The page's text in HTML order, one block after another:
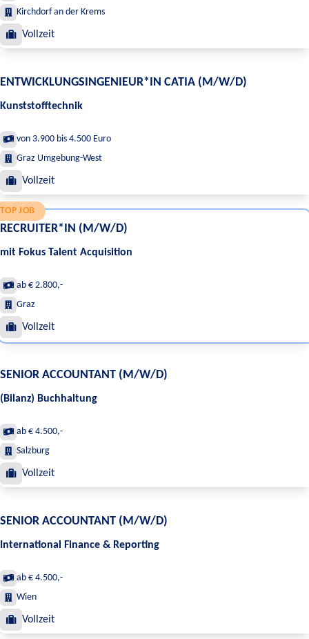
Kirchdorf an der Krems
Vollzeit
ENTWICKLUNGSINGENIEUR*IN CATIA (M/W/D)
Kunststofftechnik
von 3.900 bis 4.500 Euro
Graz Umgebung-West
Vollzeit
TOP JOB
RECRUITER*IN (M/W/D)
mit Fokus Talent Acquisition
ab € 2.800,-
Graz
Vollzeit
SENIOR ACCOUNTANT (M/W/D)
(Bilanz) Buchhaltung
ab € 4.500,-
Salzburg
Vollzeit
SENIOR ACCOUNTANT (M/W/D)
International Finance & Reporting
ab € 4.500,-
Wien
Vollzeit